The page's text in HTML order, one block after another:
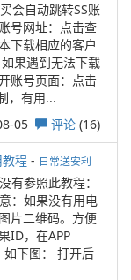
会自动跳转SS账
号网址：点击查
下载相应的客户
果遇到无法下载
账号页面：点击
，有用...
05 评论 (16)
程 - 日常送安利
有参照此教程：
：如果没有用电
片二维码。方便
ID，在APP
下图： 打开后